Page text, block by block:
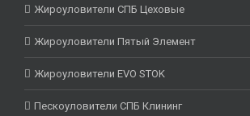
Жироуловители СПБ Цеховые
Жироуловители Пятый Элемент
Жироуловители EVO STOK
Пескоуловители СПБ Клининг